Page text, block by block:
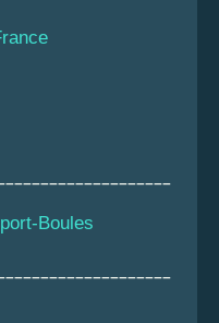
Boules